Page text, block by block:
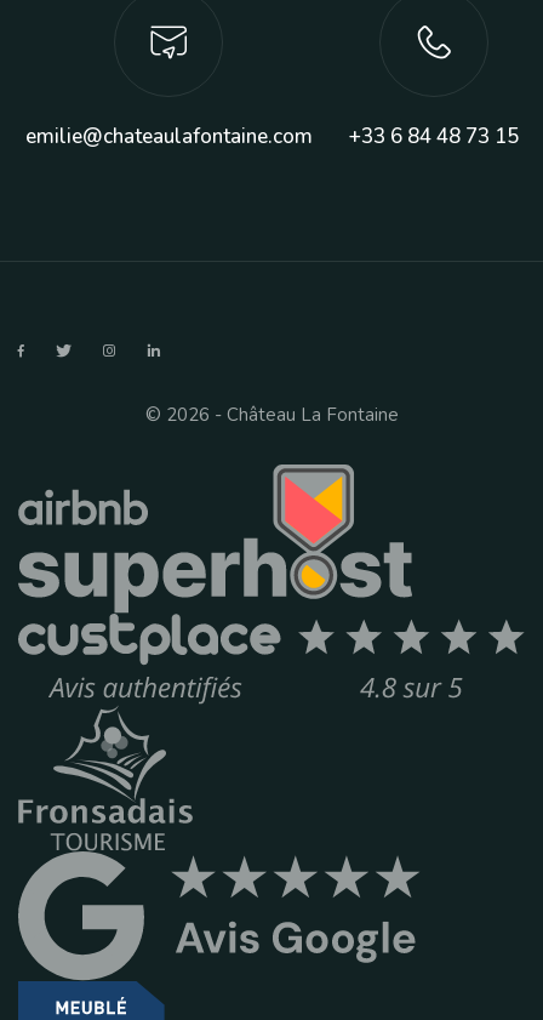
emilie@chateaulafontaine.com +33 6 84 48 73 15
© 2026 - Château La Fontaine